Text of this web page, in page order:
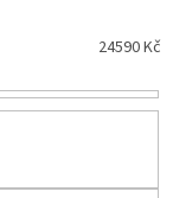
24590Kč